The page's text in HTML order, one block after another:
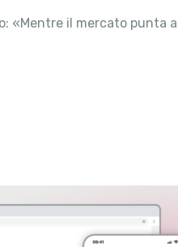
«Mentre il mercato